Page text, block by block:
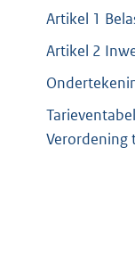
Artikel 1
Artikel 2
Verordening